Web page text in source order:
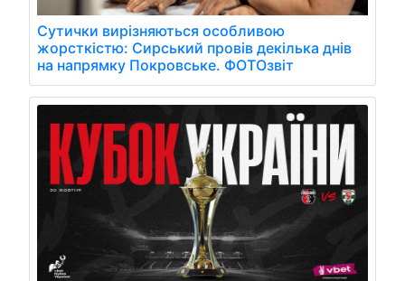
Сутички вирізняються особливою
жорсткістю: Сирський провів декілька днів
на напрямку Покровське. ФОТОзвіт